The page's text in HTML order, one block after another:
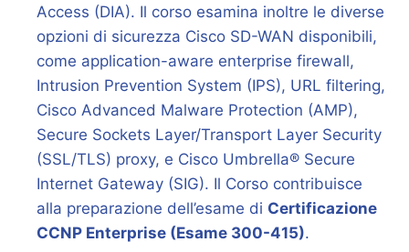
Access (DIA). Il corso esamina inoltre le diverse
opzioni di sicurezza Cisco SD-WAN disponibili,
come application-aware enterprise firewall,
Intrusion Prevention System (IPS), URL filtering,
Cisco Advanced Malware Protection (AMP),
Secure Sockets Layer/Transport Layer Security
(SSL/TLS) proxy, e Cisco Umbrella® Secure
Internet Gateway (SIG). Il Corso contribuisce
alla preparazione dell’esame di Certificazione
CCNP Enterprise (Esame 300-415).